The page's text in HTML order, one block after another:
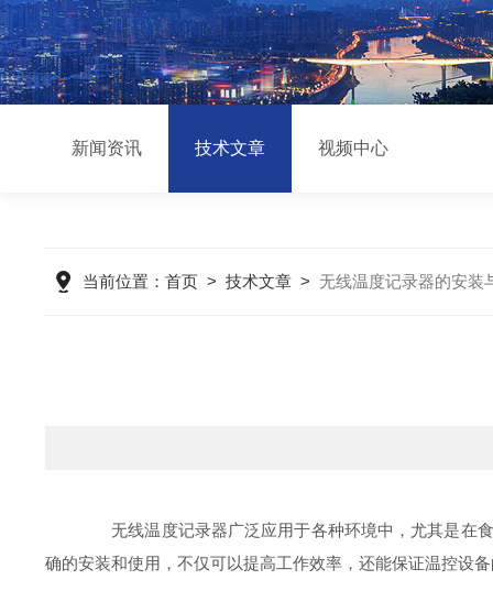
新闻资讯 技术文章 视频中心
当前位置： 首页> 技术文章> 无线温度记录器的安装
无线温度记录器广泛应用于各种环境中，尤其是在食
确的安装和使用，不仅可以提高工作效率，还能保证温控设